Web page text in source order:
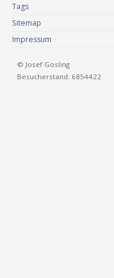
Tags
Sitemap
Impressum
© Josef Gosling
Besucherstand: 6854422